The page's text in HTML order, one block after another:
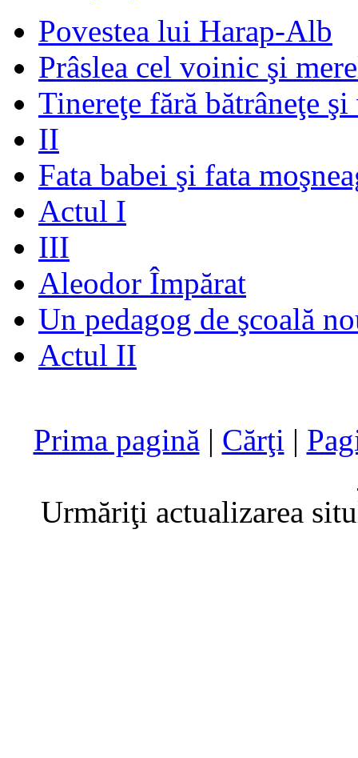
Povestea lui Harap-Alb
Prâslea cel voinic şi
Tinereţe fără bătrâneţe
II
Fata babei şi fata
Actul I
III
Aleodor Împărat
Un pedagog de şcoală
Actul II
Prima pagină | Cărţi |
Urmăriţi actualizarea